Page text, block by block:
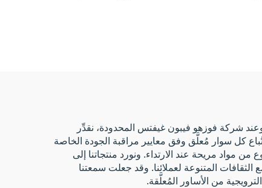
شركة فوزهو فيبون غيفتس المحدودة، نقدِّر
كل سوار مُعلَّق وفق معايير مراقبة الجودة الخاصة
مواد مريحة عند الارتداء. ونورد منتجاتنا إلى
المتنوعة لعملائنا. وقد جعلت سمعتنا